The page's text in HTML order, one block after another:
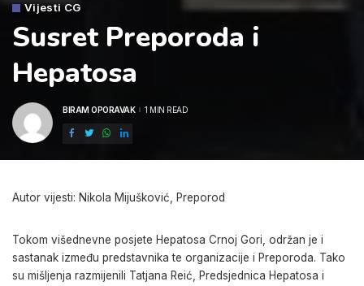
Vijesti CG
Susret Preporoda i
Hepatosa
POSTED
BIRAM OPORAVAK 1 MIN READ
Autor vijesti: Nikola Mijušković, Preporod
Tokom višednevne posjete Hepatosa Crnoj Gori, održan je i
sastanak između predstavnika te organizacije i Preporoda. Tako
su mišljenja razmijenili Tatjana Reić, Predsjednica Hepatosa i